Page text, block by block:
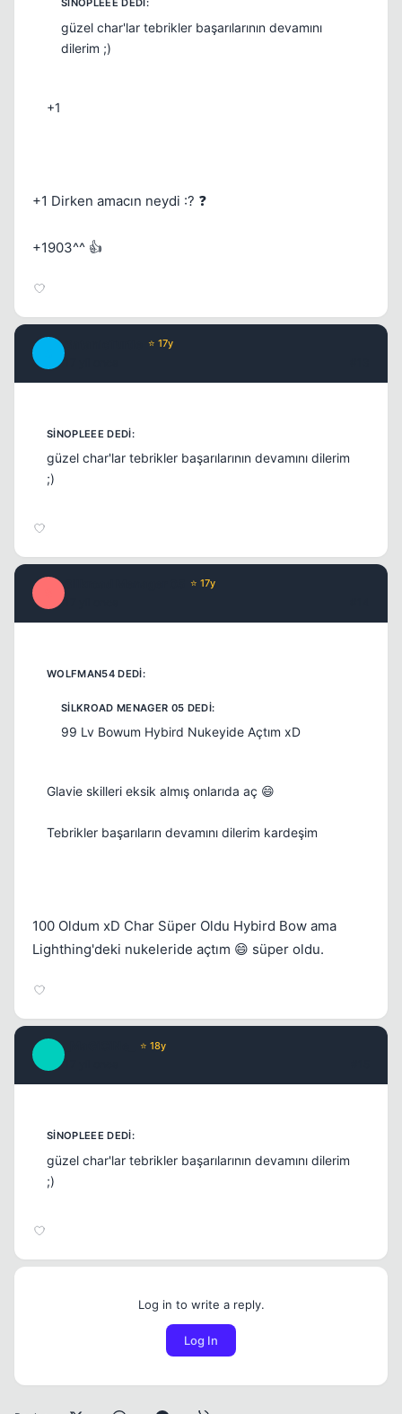
güzel char'lar tebrikler başarılarının devamını
dilerim ;)
+1
+1 Dirken amacın neydi :? ❓
+1903^^ 👍
⭐ 17y
güzel char'lar tebrikler başarılarının devamını dilerim
;)
⭐ 17y
99 Lv Bowum Hybird Nukeyide Açtım xD
Glavie skilleri eksik almış onlarıda aç 😄
Tebrikler başarıların devamını dilerim kardeşim
100 Oldum xD Char Süper Oldu Hybird Bow ama
Lighthing'deki nukeleride açtım 😄 süper oldu.
⭐ 18y
güzel char'lar tebrikler başarılarının devamını dilerim
;)
Log in to write a reply.
Log In